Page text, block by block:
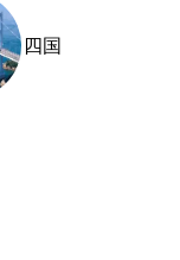
四国